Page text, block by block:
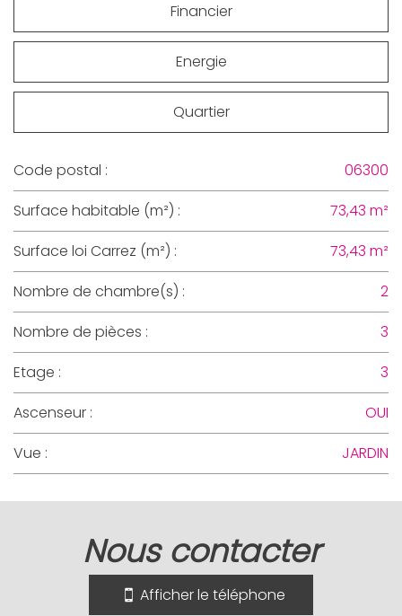
Financier
Energie
Quartier
Code postal :
06300
Surface habitable (m²) :
73,43 m²
Surface loi Carrez (m²) :
73,43 m²
Nombre de chambre(s) :
2
Nombre de pièces :
3
Etage :
3
Ascenseur :
OUI
Vue :
JARDIN
nous contacter
Afficher le téléphone